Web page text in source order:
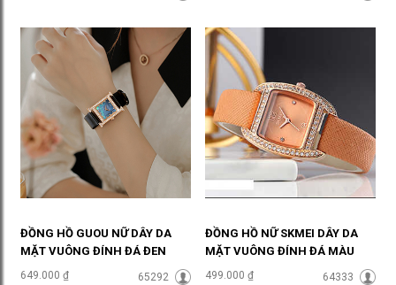
ĐỒNG HỒ GUOU NỮ DÂY DA
MẶT VUÔNG ĐÍNH ĐÁ ĐEN
THANH LỊCH ĐHĐ35801
649.000 ₫ 65292
ĐỒNG HỒ NỮ SKMEI DÂY DA
MẶT VUÔNG ĐÍNH ĐÁ MÀU
KEM SANG CHẢNH ĐHĐ36504
499.000 ₫ 64333